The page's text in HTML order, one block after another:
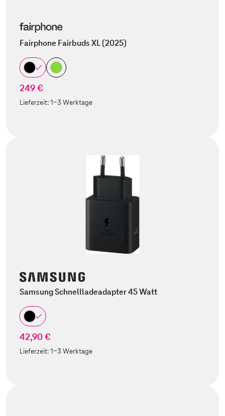
Fairphone Fairbuds XL (2025)
249 €
Lieferzeit:1-3 Werktage
Samsung Schnellladeadapter 45 Watt
42,90 €
Lieferzeit:1-3 Werktage